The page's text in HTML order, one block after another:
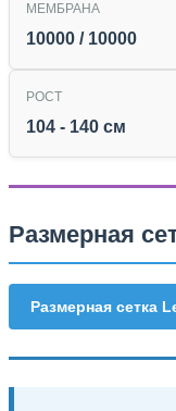
МЕМБРАНА
10000 / 10000
РОСТ
104 - 140 см
Размерная
Размерная сетка